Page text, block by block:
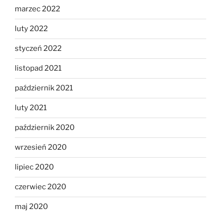
marzec 2022
luty 2022
styczeń 2022
listopad 2021
październik 2021
luty 2021
październik 2020
wrzesień 2020
lipiec 2020
czerwiec 2020
maj 2020